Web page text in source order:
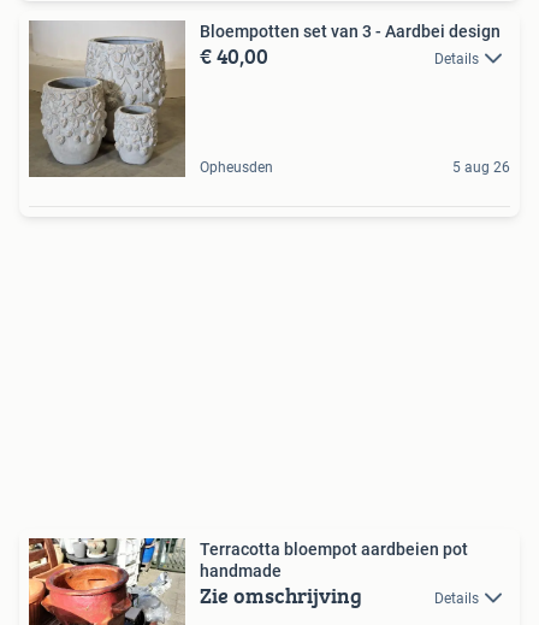
Bloempotten set van 3 - Aardbei design
€ 40,00 Details
Opheusden 5 aug 26
Terracotta bloempot aardbeien pot
handmade
Zie omschrijving Details